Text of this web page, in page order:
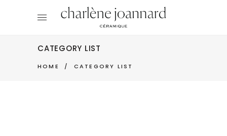
CATEGORY LIST
HOME / CATEGORY LIST